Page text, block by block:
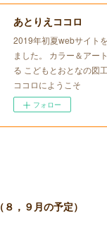
あとりえココロ
2019年初夏webサイト
ました。 カラー＆アー
る こどもとおとなの図
ココロにようこそ
フォロー
，９月の予定）